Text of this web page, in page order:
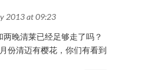
2013 at 09:23
两晚清莱已经足够走了吗？
份清迈有樱花，你们有看到